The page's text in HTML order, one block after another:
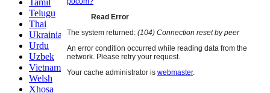
Tamil
Telugu
Thai
Ukrainian
Urdu
Uzbek
Vietnamese
Welsh
Xhosa